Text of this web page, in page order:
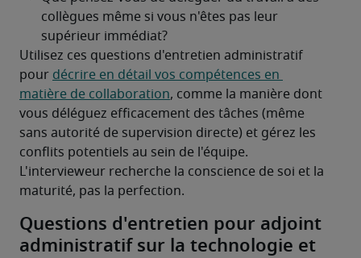
Utilisez ces questions d'entretien administratif
pour décrire en détail vos compétences en
matière de collaboration, comme la manière dont
vous déléguez efficacement des tâches (même
sans autorité de supervision directe) et gérez les
conflits potentiels au sein de l'équipe.
L'intervieweur recherche la conscience de soi et la
maturité, pas la perfection.
Questions d'entretien pour adjoint
administratif sur la technologie et